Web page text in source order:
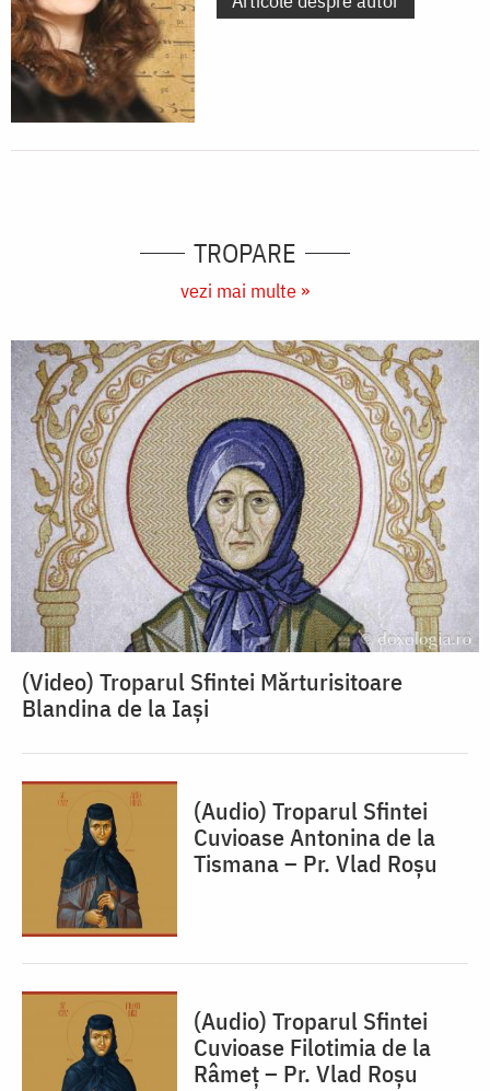
TROPARE
vezi mai multe »
(Video) Troparul Sfintei Mărturisitoare
Blandina de la Iași
(Audio) Troparul Sfintei
Cuvioase Antonina de la
Tismana – Pr. Vlad Roșu
(Audio) Troparul Sfintei
Cuvioase Filotimia de la
Râmeț – Pr. Vlad Roșu